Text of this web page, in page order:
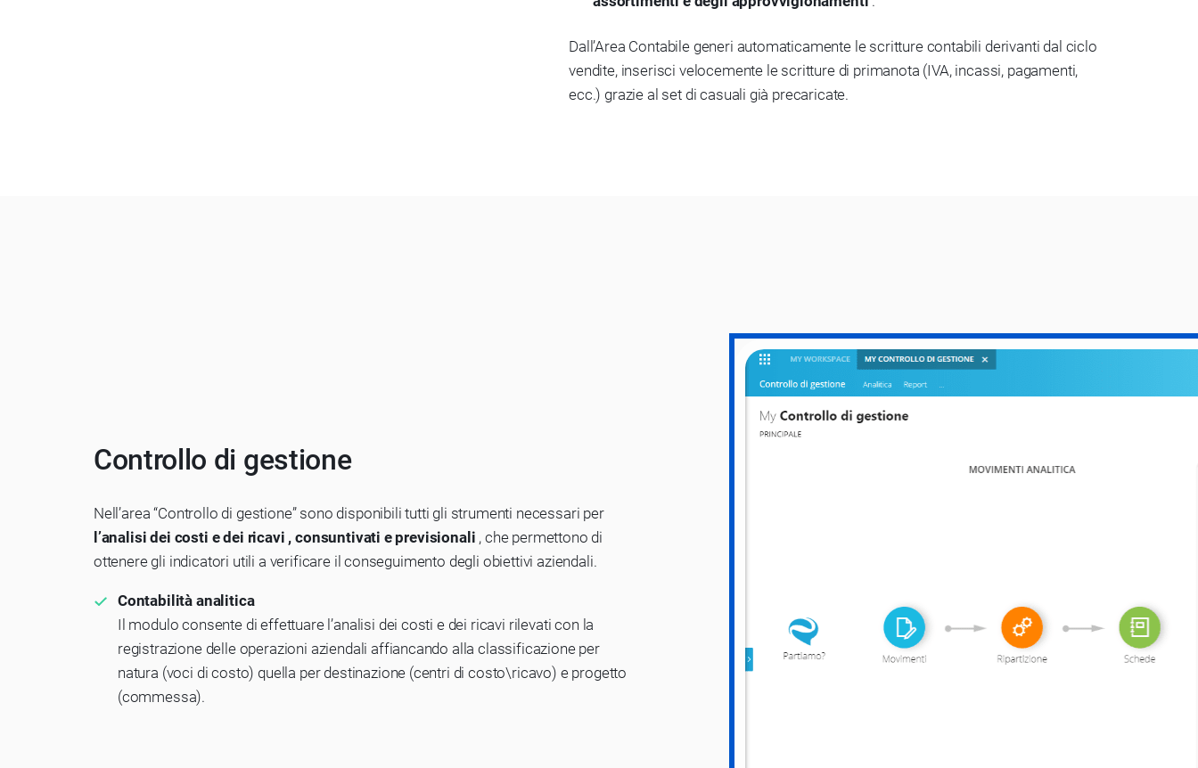
Dall’Area Contabile generi automaticamente le scritture contabili derivanti dal ciclo
vendite, inserisci velocemente le scritture di primanota (IVA, incassi, pagamenti,
ecc.) grazie al set di casuali già precaricate.
Controllo di gestione
Nell’area “Controllo di gestione” sono disponibili tutti gli strumenti necessari per
l’analisi dei costi e dei ricavi , consuntivati e previsionali , che permettono di
ottenere gli indicatori utili a verificare il conseguimento degli obiettivi aziendali.
Contabilità analitica
Il modulo consente di effettuare l’analisi dei costi e dei ricavi rilevati con la
registrazione delle operazioni aziendali affiancando alla classificazione per
natura (voci di costo) quella per destinazione (centri di costo\ricavo) e progetto
(commessa).